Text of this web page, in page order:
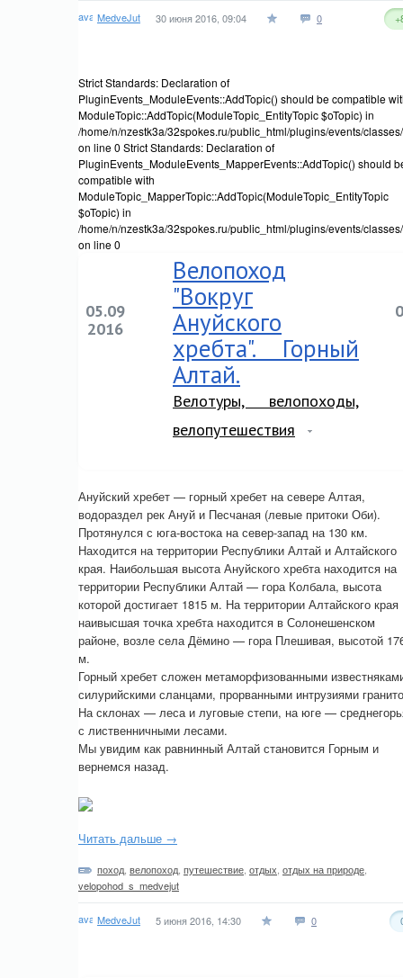
MedveJut 30 июня 2016, 09:04 0
Strict Standards: Declaration of
PluginEvents_ModuleEvents::AddTopic() should be compatible
ModuleTopic::AddTopic(ModuleTopic_EntityTopic $oTopic) in
/home/n/nzestk3a/32spokes.ru/public_html/plugins/events/
on line 0 Strict Standards: Declaration of
PluginEvents_ModuleEvents_MapperEvents::AddTopic() should
compatible with
ModuleTopic_MapperTopic::AddTopic(ModuleTopic_EntityTopic
$oTopic) in
/home/n/nzestk3a/32spokes.ru/public_html/plugins/events/
on line 0
05.09
2016
Велопоход
"Вокруг
Ануйского
хребта". Горный
Алтай.
Велотуры, велопоходы,
велопутешествия
0
Ануйский хребет — горный хребет на севере Алтая,
водораздел рек Ануй и Песчаная (левые притоки Оби).
Протянулся с юга-востока на север-запад на 130 км.
Находится на территории Республики Алтай и Алтайского
края. Наибольшая высота Ануйского хребта находится на
территории Республики Алтай — гора Колбала, высота
которой достигает 1815 м. На территории Алтайского края
наивысшая точка хребта находится в Солонешенском
районе, возле села Дёмино — гора Плешивая, высотой
м.
Горный хребет сложен метаморфизованными
силурийскими сланцами, прорванными интрузиями
На склонах — леса и луговые степи, на юге —
с лиственничными лесами.
Мы увидим как равнинный Алтай становится Горным и
вернемся назад.
Читать дальше →
поход велопоход путешествие отдых отдых на природе
velopohod_s_medvejut
MedveJut 5 июня 2016, 14:30 0